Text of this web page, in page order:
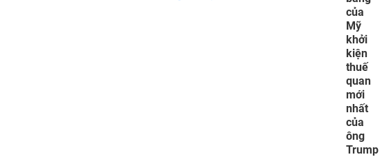
của
Mỹ
khởi
kiện
thuế
quan
mới
nhất
của
ông
Trump